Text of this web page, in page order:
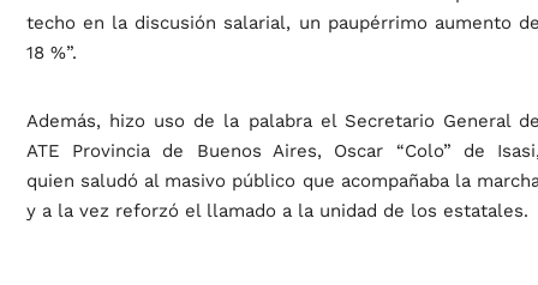
techo en la discusión salarial, un paupérrimo aumento
18 %”.
Además, hizo uso de la palabra el Secretario General
ATE Provincia de Buenos Aires, Oscar “Colo” de
quien saludó al masivo público que acompañaba la
y a la vez reforzó el llamado a la unidad de los estatales.